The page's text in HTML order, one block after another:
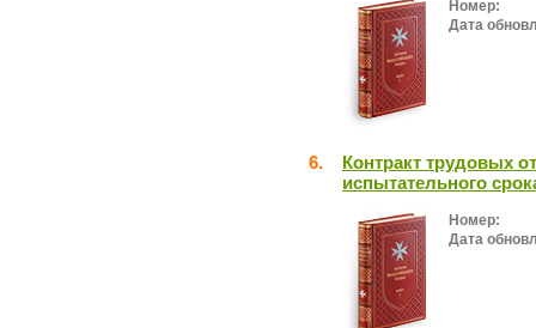
Номер:
Дата
6.
Контракт трудовых
испытательного
Номер:
Дата